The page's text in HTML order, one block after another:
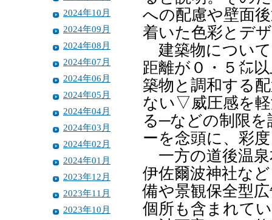
2024年10月
2024年09月
2024年08月
2024年07月
2024年06月
2024年05月
2024年04月
2024年03月
2024年02月
2024年01月
2023年12月
2023年11月
2023年10月
への配慮や壁面
着いた色彩とデ
建築物につい
距離が０・５㍍
築物と調和する
ない▽威圧感を
る─などの制限
ーを念頭に、彩
一方の道後温泉
伊佐爾波神社な
備や景観保全型
個所も含まれて